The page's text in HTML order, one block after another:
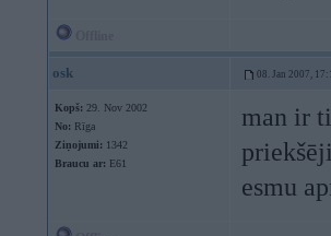
osk 08. Jan 2007,
Kopš: 29. Nov 2002
No: Rīga
Ziņojumi: 1342
Braucu ar: E61
man ir
esmu